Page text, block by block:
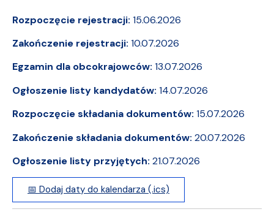
Rozpoczęcie rejestracji: 15.06.2026
Zakończenie rejestracji: 10.07.2026
Egzamin dla obcokrajowców: 13.07.2026
Ogłoszenie listy kandydatów: 14.07.2026
Rozpoczęcie składania dokumentów: 15.07.2026
Zakończenie składania dokumentów: 20.07.2026
Ogłoszenie listy przyjętych: 21.07.2026
📅 Dodaj daty do kalendarza (.ics)